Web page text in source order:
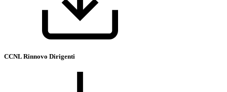
CCNL Rinnovo Dirigenti